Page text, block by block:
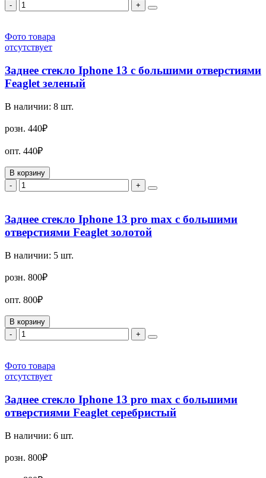
-
+
Фото товара
отсутствует
Заднее стекло Iphone 13 с большими отверстиями
Feaglet зеленый
В наличии: 8 шт.
розн. 440₽
опт. 440₽
В корзину
-
+
Заднее стекло Iphone 13 pro max с большими
отверстиями Feaglet золотой
В наличии: 5 шт.
розн. 800₽
опт. 800₽
В корзину
-
+
Фото товара
отсутствует
Заднее стекло Iphone 13 pro max с большими
отверстиями Feaglet серебристый
В наличии: 6 шт.
розн. 800₽